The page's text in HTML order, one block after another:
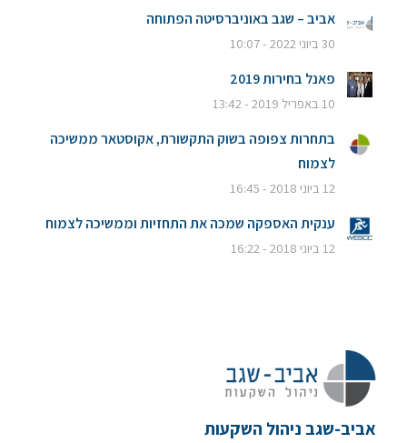
אביב – שגב באוניברסיטה הפתוחה
30 ביוני 2022 - 10:07
פאנל בחירות 2019
10 באפריל 2019 - 13:42
בתחרות צפופה בשוק התקשורת, אקוסטאר ממשיכה
לצמוח
12 ביוני 2018 - 16:45
ענקית האספקה שמכה את התחזיות וממשיכה לצמוח
12 ביוני 2018 - 16:22
אביב-שגב ניהול השקעות